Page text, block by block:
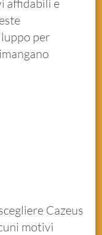
affidabili e
per
Cazeus
motivi